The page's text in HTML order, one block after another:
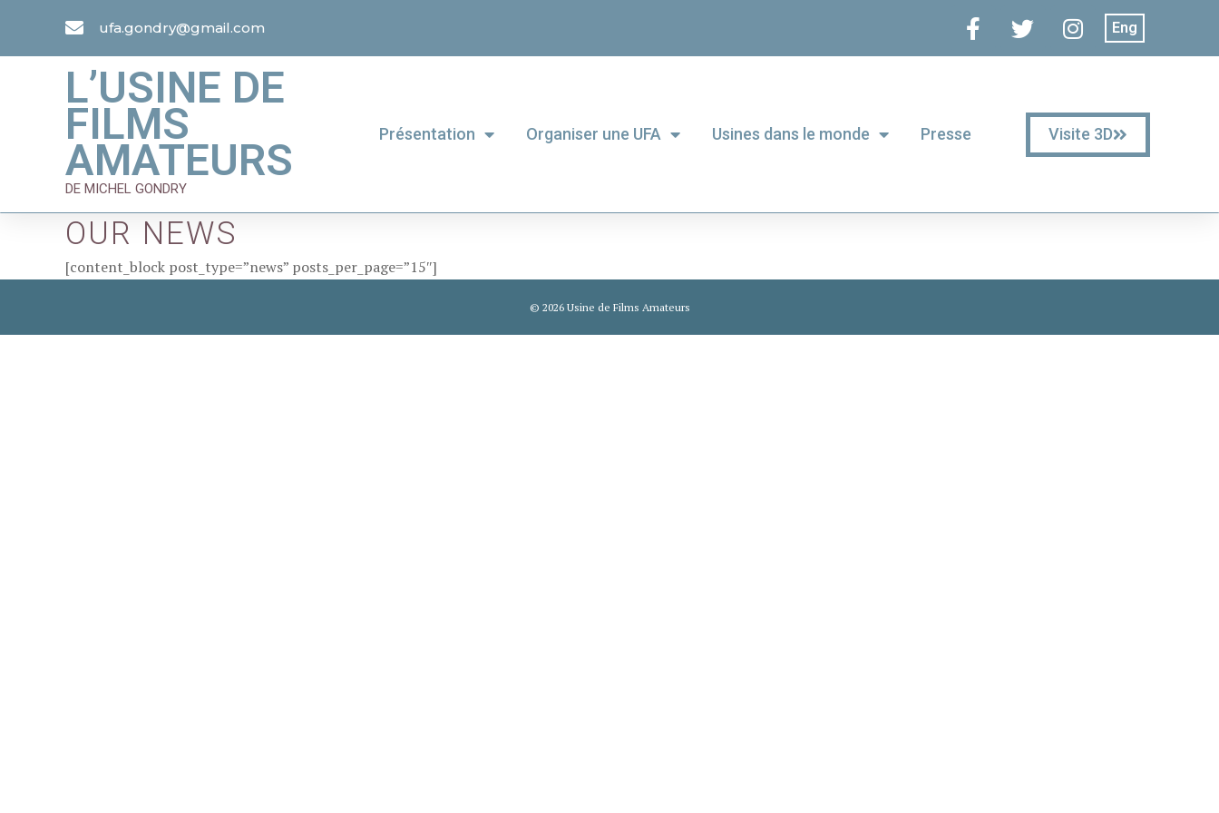
ufa.gondry@gmail.com Eng
L’USINE DE
FILMS
AMATEURS
DE MICHEL GONDRY
Présentation Organiser une UFA Usines dans le monde Presse Visite 3D
OUR NEWS
[content_block post_type=”news” posts_per_page=”15″]
© 2026 Usine de Films Amateurs